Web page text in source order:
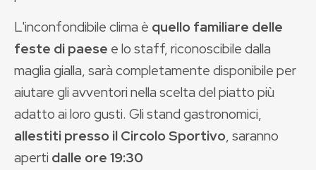
L'inconfondibile clima è quello familiare delle
feste di paese e lo staff, riconoscibile dalla
maglia gialla, sarà completamente disponibile per
aiutare gli avventori nella scelta del piatto più
adatto ai loro gusti. Gli stand gastronomici,
allestiti presso il Circolo Sportivo, saranno
aperti dalle ore 19:30